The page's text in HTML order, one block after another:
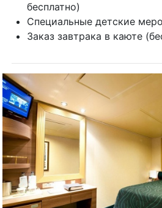
бесплатно)
Специальные детские
Заказ завтрака в каюте